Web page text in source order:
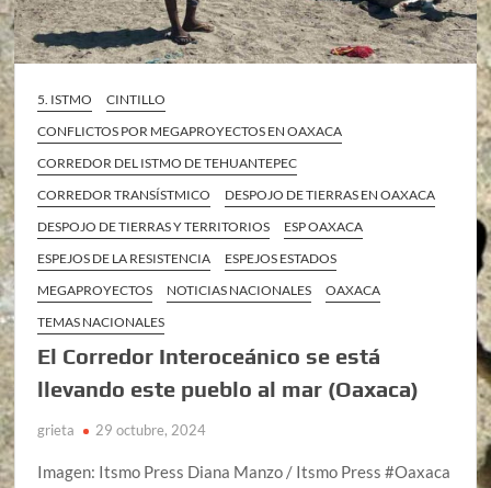
5. ISTMO
CINTILLO
CONFLICTOS POR MEGAPROYECTOS EN OAXACA
CORREDOR DEL ISTMO DE TEHUANTEPEC
CORREDOR TRANSÍSTMICO
DESPOJO DE TIERRAS EN OAXACA
DESPOJO DE TIERRAS Y TERRITORIOS
ESP OAXACA
ESPEJOS DE LA RESISTENCIA
ESPEJOS ESTADOS
MEGAPROYECTOS
NOTICIAS NACIONALES
OAXACA
TEMAS NACIONALES
El Corredor Interoceánico se está
llevando este pueblo al mar (Oaxaca)
grieta 29 octubre, 2024
Imagen: Itsmo Press Diana Manzo / Itsmo Press #Oaxaca